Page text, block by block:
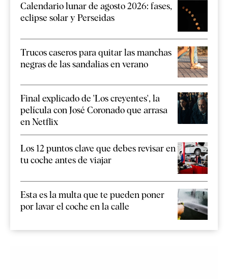
Calendario lunar de agosto 2026: fases,
eclipse solar y Perseidas
Trucos caseros para quitar las manchas
negras de las sandalias en verano
Final explicado de 'Los creyentes', la
película con José Coronado que arrasa
en Netflix
Los 12 puntos clave que debes revisar en
tu coche antes de viajar
Esta es la multa que te pueden poner
por lavar el coche en la calle